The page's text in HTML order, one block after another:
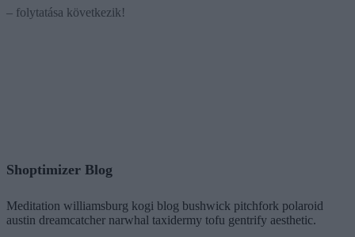
– folytatása következik!
Shoptimizer Blog
Meditation williamsburg kogi blog bushwick pitchfork polaroid
austin dreamcatcher narwhal taxidermy tofu gentrify aesthetic.